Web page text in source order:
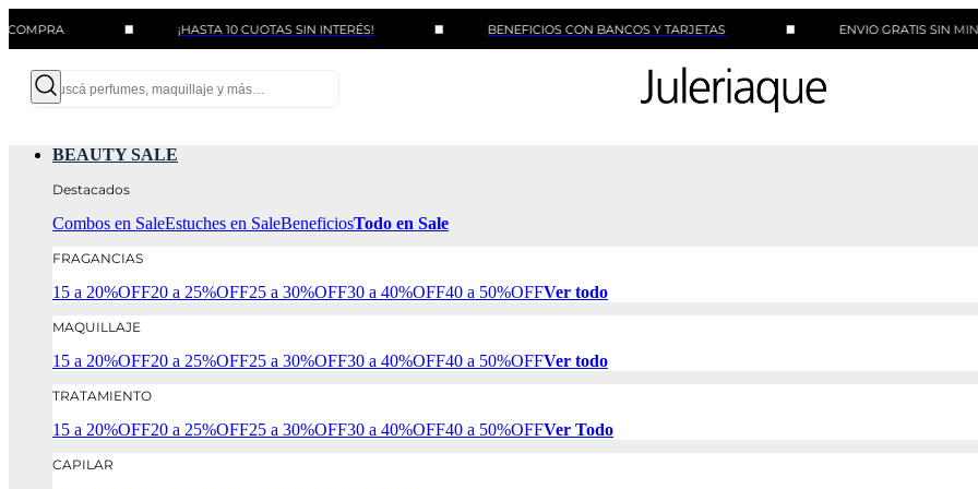
¡HASTA 10 CUOTAS SIN INTERÉS! BENEFICIOS CON BANCOS Y TARJETAS ENVIO GRATIS SIN MINIMO DE
BEAUTY SALE
Destacados
Combos en SaleEstuches en SaleBeneficiosTodo en Sale
FRAGANCIAS
15 a 20%OFF20 a 25%OFF25 a 30%OFF30 a 40%OFF40 a 50%OFFVer todo
MAQUILLAJE
15 a 20%OFF20 a 25%OFF25 a 30%OFF30 a 40%OFF40 a 50%OFFVer todo
TRATAMIENTO
15 a 20%OFF20 a 25%OFF25 a 30%OFF30 a 40%OFF40 a 50%OFFVer Todo
CAPILAR